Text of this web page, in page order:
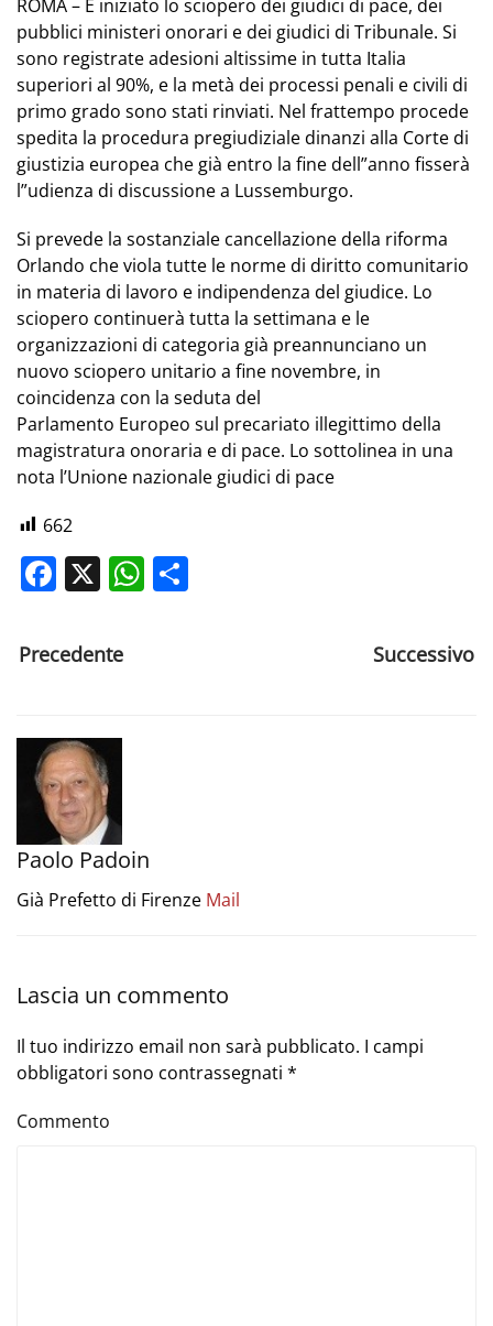
ROMA – È iniziato lo sciopero dei giudici di pace, dei
pubblici ministeri onorari e dei giudici di Tribunale. Si
sono registrate adesioni altissime in tutta Italia
superiori al 90%, e la metà dei processi penali e civili di
primo grado sono stati rinviati. Nel frattempo procede
spedita la procedura pregiudiziale dinanzi alla Corte di
giustizia europea che già entro la fine dell”anno fisserà
l”udienza di discussione a Lussemburgo.
Si prevede la sostanziale cancellazione della riforma
Orlando che viola tutte le norme di diritto comunitario
in materia di lavoro e indipendenza del giudice. Lo
sciopero continuerà tutta la settimana e le
organizzazioni di categoria già preannunciano un
nuovo sciopero unitario a fine novembre, in
coincidenza con la seduta del
Parlamento Europeo sul precariato illegittimo della
magistratura onoraria e di pace. Lo sottolinea in una
nota l’Unione nazionale giudici di pace
662
Facebook
X WhatsApp
Precedente Successivo
Paolo Padoin
Già Prefetto di Firenze Mail
Lascia un commento
Il tuo indirizzo email non sarà pubblicato. I campi
obbligatori sono contrassegnati *
Commento